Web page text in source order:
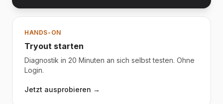
HANDS-ON
Tryout starten
Diagnostik in 20 Minuten an sich selbst testen. Ohne
Login.
Jetzt ausprobieren →